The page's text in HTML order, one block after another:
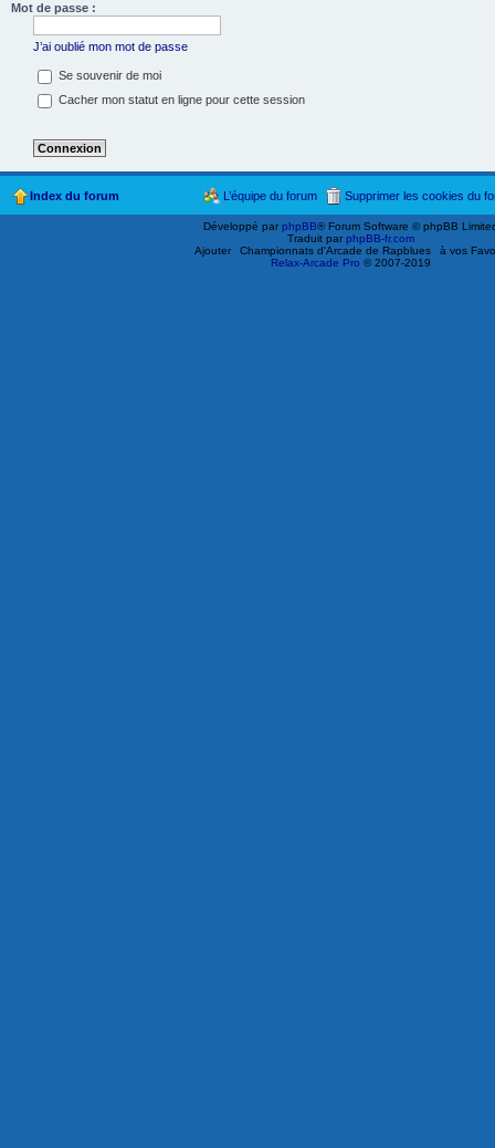
Mot de passe :
J’ai oublié mon mot de passe
Se souvenir de moi
Cacher mon statut en ligne pour cette session
Index du forum Supprimer les cookies du
L’équipe du forum
Développé parphpBB® Forum Software © phpBB
Traduit parphpBB-fr.com
Ajouter
Championnats d'Arcade de Rapblues
à vos
Relax-Arcade Pro © 2007-2019